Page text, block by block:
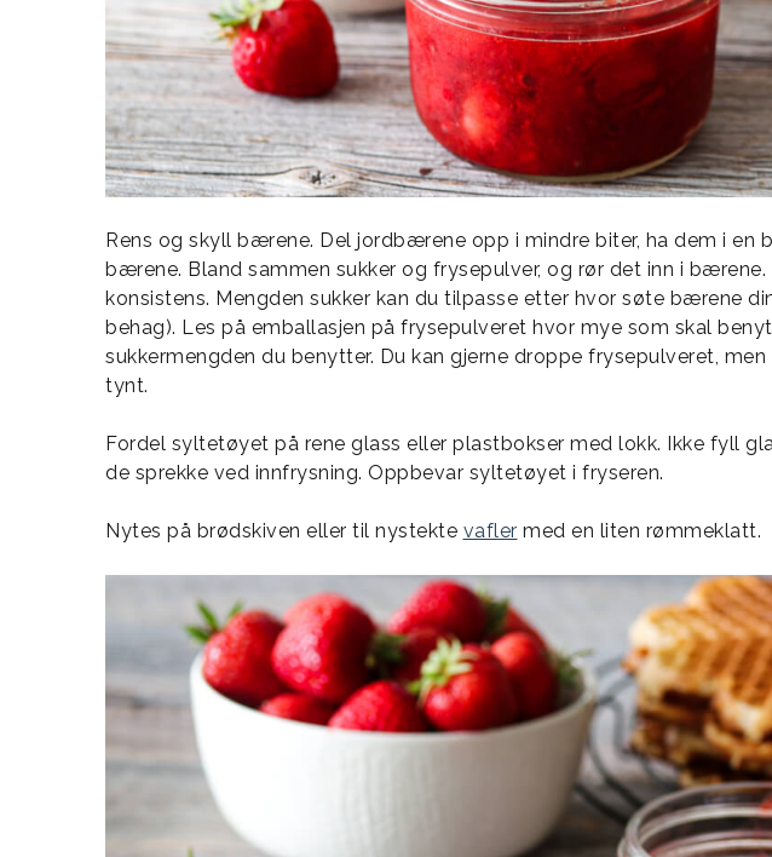
Rens og skyll bærene. Del jordbærene opp i mindre biter, ha dem i en
bærene. Bland sammen sukker og frysepulver, og rør det inn i
konsistens. Mengden sukker kan du tilpasse etter hvor søte bærene
behag). Les på emballasjen på frysepulveret hvor mye som skal
sukkermengden du benytter. Du kan gjerne droppe frysepulveret,
tynt.
Fordel syltetøyet på rene glass eller plastbokser med lokk. Ikke fyll
de sprekke ved innfrysning. Oppbevar syltetøyet i fryseren.
Nytes på brødskiven eller til nystekte vafler med en liten rømmeklatt.